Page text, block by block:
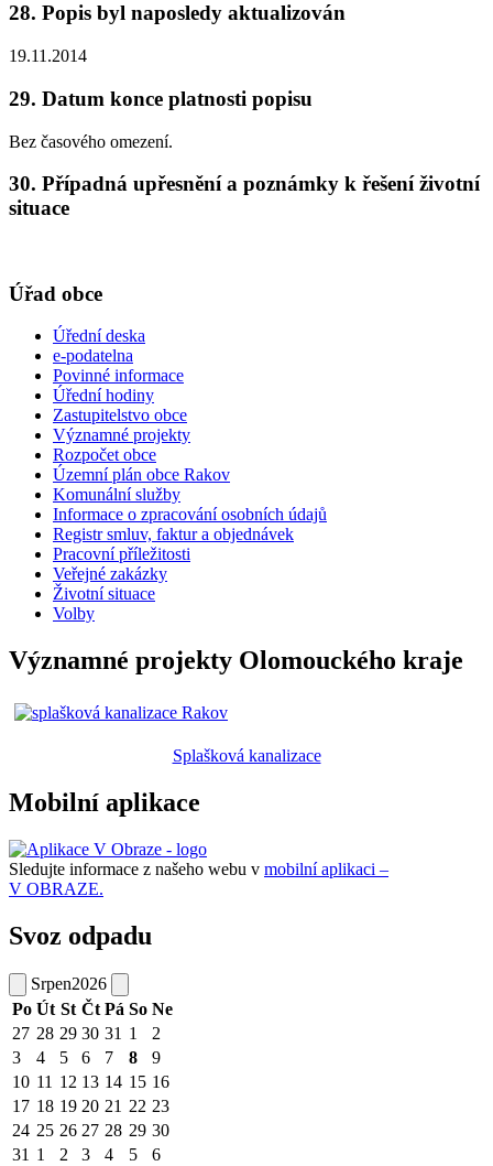
28. Popis byl naposledy aktualizován
19.11.2014
29. Datum konce platnosti popisu
Bez časového omezení.
30. Případná upřesnění a poznámky k řešení životní
situace
Úřad obce
Úřední deska
e-podatelna
Povinné informace
Úřední hodiny
Zastupitelstvo obce
Významné projekty
Rozpočet obce
Územní plán obce Rakov
Komunální služby
Informace o zpracování osobních údajů
Registr smluv, faktur a objednávek
Pracovní příležitosti
Veřejné zakázky
Životní situace
Volby
Významné projekty Olomouckého kraje
Splašková kanalizace
Mobilní aplikace
Sledujte informace z našeho webu v mobilní aplikaci –
V OBRAZE.
Svoz odpadu
Srpen2026
Po Út St Čt Pá So Ne
27 28 29 30 31 1
2
3
4 5 6 7 8
9
10 11 12 13 14 15 16
17 18 19 20 21 22 23
24 25 26 27 28 29 30
31 1 2 3 4 5
6